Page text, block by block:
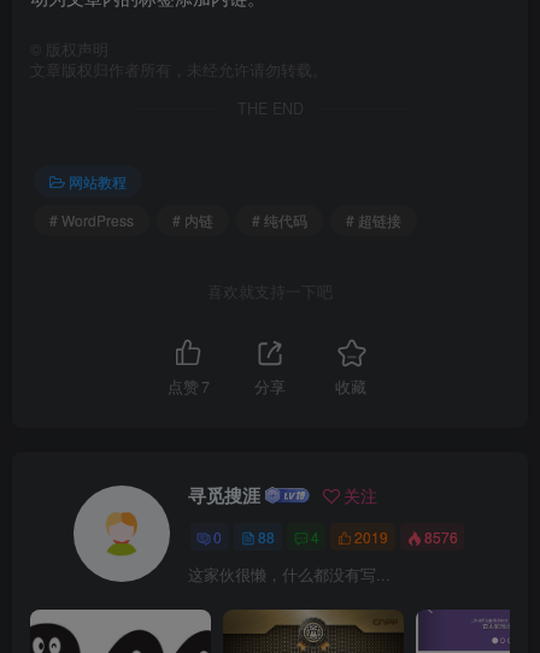
版权声明
文章版权归作者所有，未经允许请勿转载。
THE END
网站教程
# WordPress
# 内链 # 纯代码 # 超链接
喜欢就支持一下吧
点赞 7 分享 收藏
寻觅搜涯 关注
0 88 4 2019 8576
这家伙很懒，什么都没有写...